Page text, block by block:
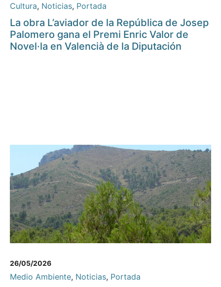
Cultura, Noticias, Portada
La obra L’aviador de la República de Josep
Palomero gana el Premi Enric Valor de
Novel·la en Valencià de la Diputación
26/05/2026
Medio Ambiente, Noticias, Portada